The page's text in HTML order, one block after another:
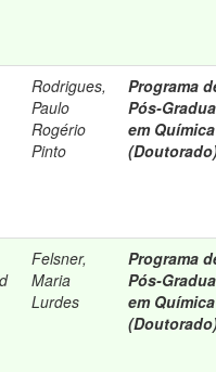
Rodrigues,
Paulo
Rogério
Pinto
Programa
Pós-
em Química
Felsner,
Maria
Lurdes
Programa
Pós-
em Química